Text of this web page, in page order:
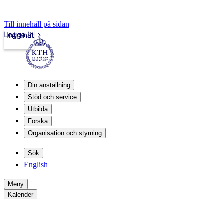
Till innehåll på sidan
Intranät
Logga in
Din anställning
Stöd och service
Utbilda
Forska
Organisation och styrning
Sök
English
Meny
Kalender